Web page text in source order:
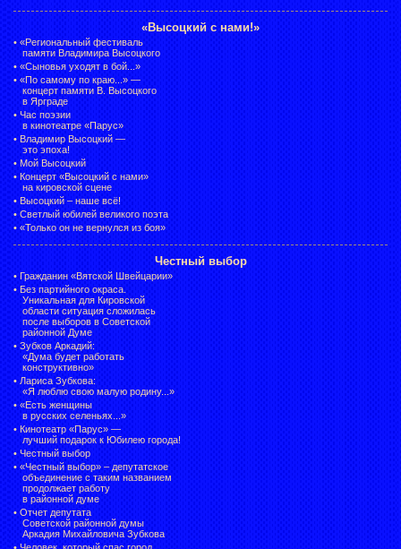
«Высоцкий с нами!»
• «Региональный фестиваль
памяти Владимира Высоцкого
• «Сыновья уходят в бой...»
• «По самому по краю...» —
концерт памяти В. Высоцкого
в Ярграде
• Час поэзии
в кинотеатре «Парус»
• Владимир Высоцкий —
это эпоха!
• Мой Высоцкий
• Концерт «Высоцкий с нами»
на кировской сцене
• Высоцкий – наше всё!
• Светлый юбилей великого поэта
• «Только он не вернулся из боя»
Честный выбор
• Гражданин «Вятской Швейцарии»
• Без партийного окраса.
Уникальная для Кировской
области ситуация сложилась
после выборов в Советской
районной Думе
• Зубков Аркадий:
«Дума будет работать
конструктивно»
• Лариса Зубкова:
«Я люблю свою малую родину...»
• «Есть женщины
в русских селеньях...»
• Кинотеатр «Парус» —
лучший подарок к Юбилею города!
• Честный выбор
• «Честный выбор» – депутатское
объединение с таким названием
продолжает работу
в районной думе
• Отчет депутата
Советской районной думы
Аркадия Михайловича Зубкова